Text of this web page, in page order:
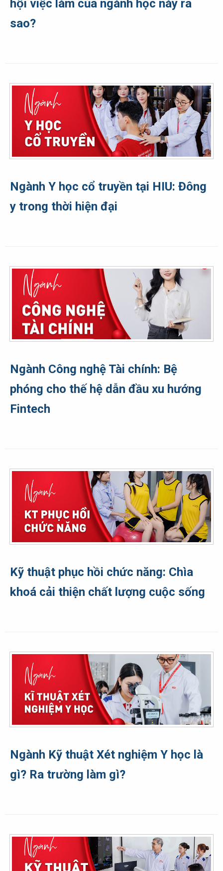
hội việc làm của ngành học này ra
sao?
Ngành Y học cổ truyền tại HIU: Đông
y trong thời hiện đại
Ngành Công nghệ Tài chính: Bệ
phóng cho thế hệ dẫn đầu xu hướng
Fintech
Kỹ thuật phục hồi chức năng: Chìa
khoá cải thiện chất lượng cuộc sống
Ngành Kỹ thuật Xét nghiệm Y học là
gì? Ra trường làm gì?